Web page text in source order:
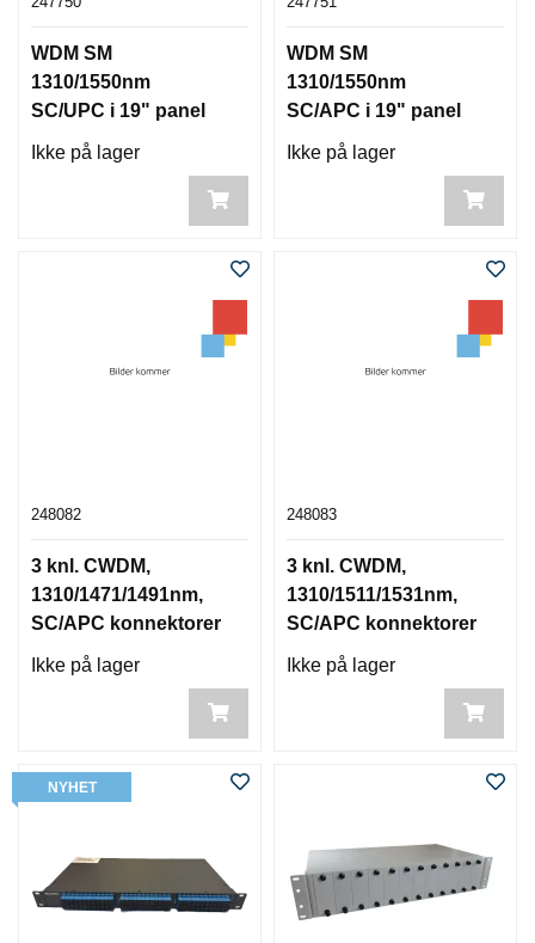
WDM SM
1310/1550nm
SC/UPC i 19" panel
Ikke på lager
WDM SM
1310/1550nm
SC/APC i 19" panel
Ikke på lager
248082
3 knl. CWDM,
1310/1471/1491nm,
SC/APC konnektorer
ABS boks
Ikke på lager
248083
3 knl. CWDM,
1310/1511/1531nm,
SC/APC konnektorer
Ikke på lager
NYHET